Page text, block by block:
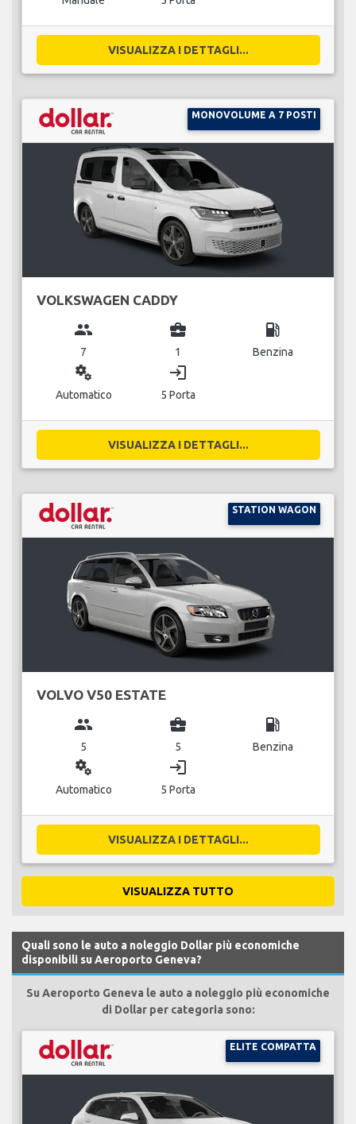
VISUALIZZA I DETTAGLI...
MONOVOLUME A 7 POSTI
VOLKSWAGEN CADDY
group
7
business_center
1
local_gas_station
Benzina
miscellaneous_services
Automatico
login
5 Porta
VISUALIZZA I DETTAGLI...
STATION WAGON
VOLVO V50 ESTATE
group
5
business_center
5
local_gas_station
Benzina
miscellaneous_services
Automatico
login
5 Porta
VISUALIZZA I DETTAGLI...
VISUALIZZA TUTTO
Quali sono le auto a noleggio Dollar più economiche
disponibili su Aeroporto Geneva?
Su Aeroporto Geneva le auto a noleggio più economiche
di Dollar per categoria sono:
ELITE COMPATTA